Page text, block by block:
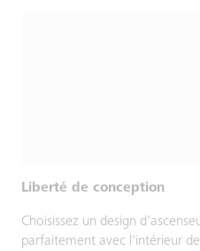
Liberté de conception
Choisissez un design
parfaitement avec l'intérieur